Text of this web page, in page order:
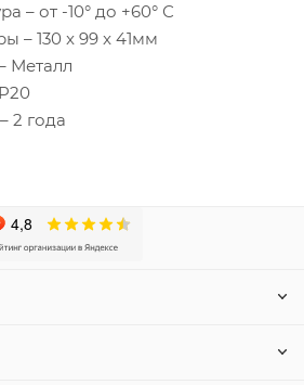
– от -10° до +60° С
– 130 x 99 x 41мм
Металл
2 года